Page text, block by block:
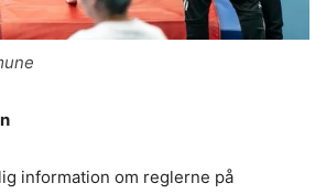
information om reglerne på